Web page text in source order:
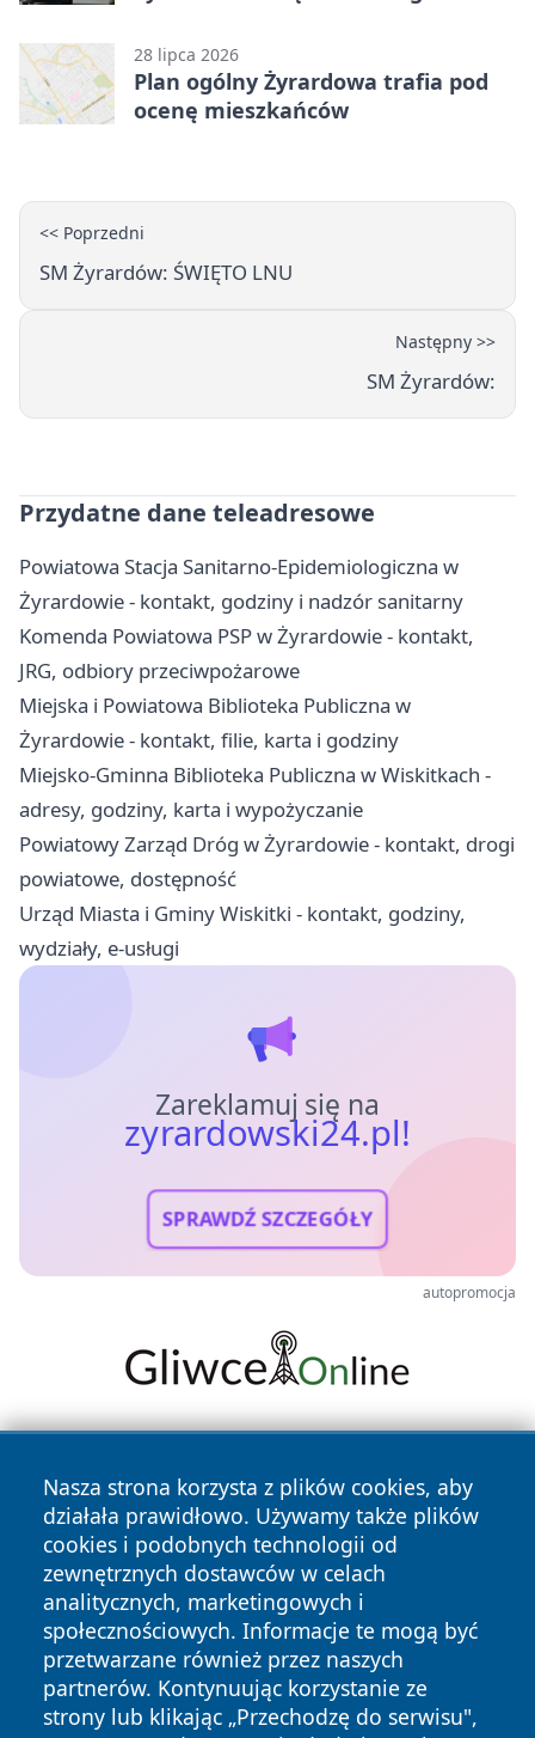
28 lipca 2026
Plan ogólny Żyrardowa trafia pod
ocenę mieszkańców
<< Poprzedni
SM Żyrardów: ŚWIĘTO LNU
Następny >>
SM Żyrardów:
Przydatne dane teleadresowe
Powiatowa Stacja Sanitarno-Epidemiologiczna w
Żyrardowie - kontakt, godziny i nadzór sanitarny
Komenda Powiatowa PSP w Żyrardowie - kontakt,
JRG, odbiory przeciwpożarowe
Miejska i Powiatowa Biblioteka Publiczna w
Żyrardowie - kontakt, filie, karta i godziny
Miejsko-Gminna Biblioteka Publiczna w Wiskitkach -
adresy, godziny, karta i wypożyczanie
Powiatowy Zarząd Dróg w Żyrardowie - kontakt, drogi
powiatowe, dostępność
Urząd Miasta i Gminy Wiskitki - kontakt, godziny,
wydziały, e-usługi
Zareklamuj się na
zyrardowski24.pl!
SPRAWDŹ SZCZEGÓŁY
autopromocja
Nasza strona korzysta z plików cookies, aby
działała prawidłowo. Używamy także plików
cookies i podobnych technologii od
zewnętrznych dostawców w celach
analitycznych, marketingowych i
społecznościowych. Informacje te mogą być
przetwarzane również przez naszych
partnerów. Kontynuując korzystanie ze
strony lub klikając „Przechodzę do serwisu",
Copyright © 2026 zyrardowski24.pl Wszystkie prawa
zastrzeżone.
News Autorzy
Polityka
Prywatności
Polityka
Cookies